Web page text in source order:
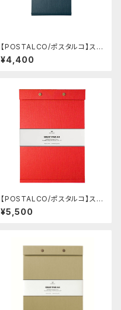
【POSTALCO/ポスタルコ】スナ
ップパッド SQ A5 (Dark Blue)
¥4,400
【POSTALCO/ポスタルコ】スナ
ップパッド SQ A4 (Signal Re
d)
¥5,500